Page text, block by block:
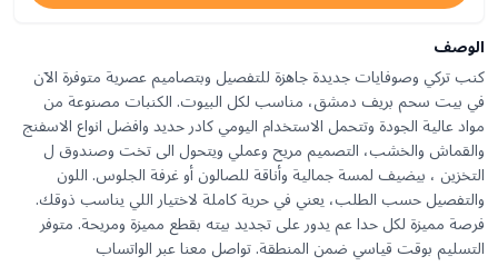
الوصف
كنب تركي وصوفايات جديدة جاهزة للتفصيل وبتصاميم عصرية متوفرة الآن
في بيت سحم بريف دمشق، مناسب لكل البيوت. الكنبات مصنوعة من
مواد عالية الجودة وتتحمل الاستخدام اليومي كادر حديد وافضل انواع الاسفنج
والقماش والخشب، التصميم مريح وعملي ويتحول الى تخت وصندوق ل
التخزين ، بيضيف لمسة جمالية وأناقة للصالون أو غرفة الجلوس. اللون
والتفصيل حسب الطلب، يعني في حرية كاملة لاختيار اللي يناسب ذوقك.
فرصة مميزة لكل حدا عم يدور على تجديد بيته بقطع مميزة ومريحة. متوفر
التسليم بوقت قياسي ضمن المنطقة. تواصل معنا عبر الواتساب